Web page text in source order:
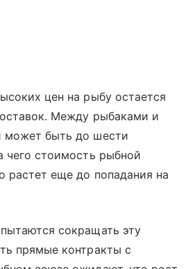
цен на рыбу остается
Между рыбаками и
может быть до шести
чего стоимость рыбной
растет еще до попадания на
сокращать эту
прямые контракты с